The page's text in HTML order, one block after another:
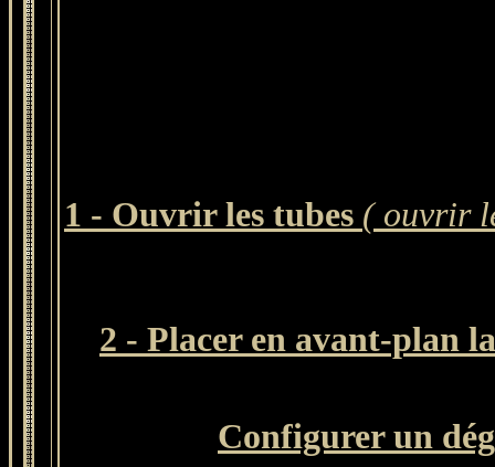
1 - Ouvrir les tubes ( ouvrir
2 - Placer en avant-plan
Configurer un